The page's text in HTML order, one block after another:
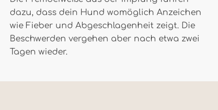
dazu, dass dein Hund womöglich Anzeichen
wie Fieber und Abgeschlagenheit zeigt. Die
Beschwerden vergehen aber nach etwa zwei
Tagen wieder.